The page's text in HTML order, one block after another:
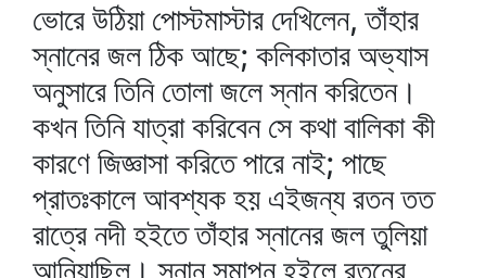
ভোরে উঠিয়া পোস্টমাস্টার দেখিলেন, তাঁহার
স্নানের জল ঠিক আছে; কলিকাতার অভ্যাস
অনুসারে তিনি তোলা জলে স্নান করিতেন।
কখন তিনি যাত্রা করিবেন সে কথা বালিকা কী
কারণে জিজ্ঞাসা করিতে পারে নাই; পাছে
প্রাতঃকালে আবশ্যক হয় এইজন্য রতন তত
রাত্রে নদী হইতে তাঁহার স্নানের জল তুলিয়া
আনিয়াছিল। স্নান সমাপন হইলে রতনের